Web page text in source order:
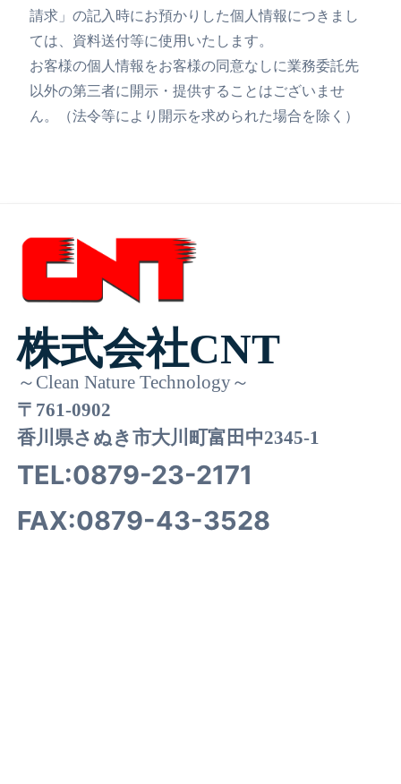
請求」の記入時にお預かりした個人情報につきまし
ては、資料送付等に使用いたします。
お客様の個人情報をお客様の同意なしに業務委託先
以外の第三者に開示・提供することはございませ
ん。（法令等により開示を求められた場合を除く）
株式会社CNT
～Clean Nature Technology～
〒761-0902
香川県さぬき市大川町富田中2345-1
TEL:0879-23-2171
FAX:0879-43-3528